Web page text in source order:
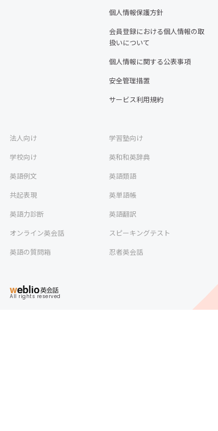
個人情報保護方針
会員登録における個人情報の取
扱いについて
個人情報に関する公表事項
安全管理措置
サービス利用規約
法人向け
学習塾向け
学校向け
英和和英辞典
英語例文
英語類語
共起表現
英単語帳
英語力診断
英語翻訳
オンライン英会話
スピーキングテスト
英語の質問箱
忍者英会話
All rights reserved